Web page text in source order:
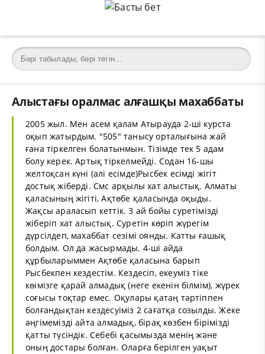
Алыстағы оралмас алғашқы махаббаты
2005 жыл. Мен асем қалам Атырауда 2-ші курста
оқып жатырдым. "505" танысу орталығына жай
ғана тіркелген болатынмын. Тізімде тек 5 адам
болу керек. Артық тіркелмейді. Содан 16-шы
желтоқсан күні (алі есімде)Рысбек есімді жігіт
достық жіберді. Смс арқылы хат алыстық. Алматы
қаласының жігіті, Ақтөбе қаласында оқыды.
Жақсы араласып кеттік. 3 ай бойы суретімізді
жіберіп хат алыстық. Суретін көріп жүрегім
дүрсілдеп, махаббат сезімі оянды. Катты ғашық
болдым. Ол да жасырмады. 4-ші айда
құрбыларыммен Ақтөбе қаласына барып
Рысбекпен кездестім. Кездесіп, екеуміз тіке
көімізге қарай алмадық (неге екенін білмім), жүрек
соғысы тоқтар емес. Оқулары қатаң тәртіппен
болғандықтан кездесуіміз 2 сағатқа созылды. Жеке
әңгімемізді айта алмадық, бірақ көзбен бірімізді
қатты түсіндік. Себебі қасымызда менің және
оның достары болған. Оларға берілген уақыт